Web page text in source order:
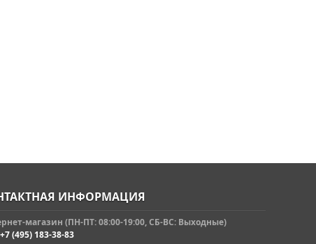
ИНФОРМАЦИЯ
магазин (ПН-ПТ: 08:00-19:00, СБ-ВС: Выходные)
(495) 183-38-83